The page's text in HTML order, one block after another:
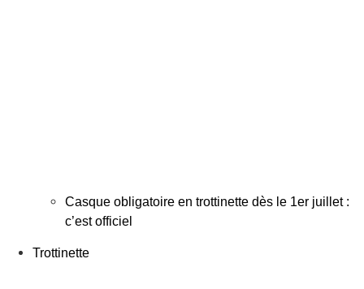
Casque obligatoire en trottinette dès le 1er juillet :
c’est officiel
Trottinette